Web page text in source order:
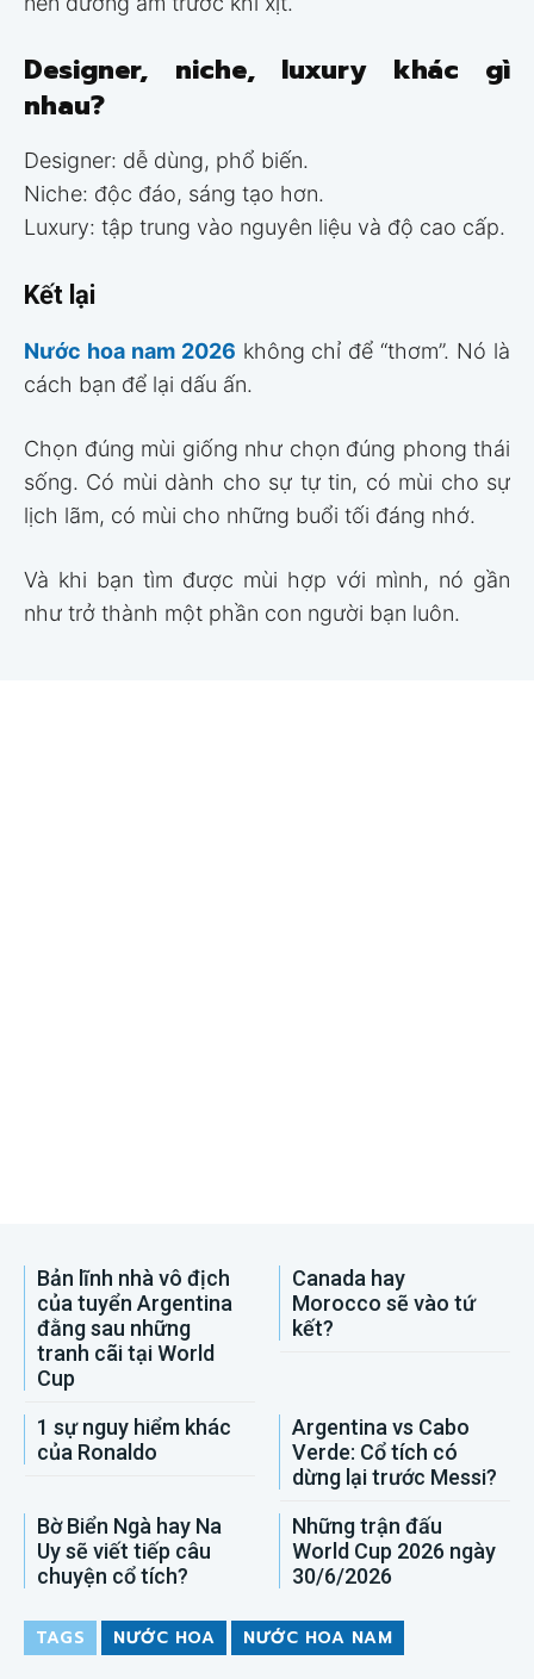
Designer, niche, luxury khác gì
nhau?
Designer: dễ dùng, phổ biến.
Niche: độc đáo, sáng tạo hơn.
Luxury: tập trung vào nguyên liệu và độ cao cấp.
Kết lại
Nước hoa nam 2026 không chỉ để “thơm”. Nó là
cách bạn để lại dấu ấn.
Chọn đúng mùi giống như chọn đúng phong thái
sống. Có mùi dành cho sự tự tin, có mùi cho sự
lịch lãm, có mùi cho những buổi tối đáng nhớ.
Và khi bạn tìm được mùi hợp với mình, nó gần
như trở thành một phần con người bạn luôn.
Bản lĩnh nhà vô địch
của tuyển Argentina
đằng sau những
tranh cãi tại World
Cup
Canada hay
Morocco sẽ vào tứ
kết?
1 sự nguy hiểm khác
của Ronaldo
Argentina vs Cabo
Verde: Cổ tích có
dừng lại trước Messi?
Bờ Biển Ngà hay Na
Uy sẽ viết tiếp câu
chuyện cổ tích?
Những trận đấu
World Cup 2026 ngày
30/6/2026
TAGS NƯỚC HOA NƯỚC HOA NAM